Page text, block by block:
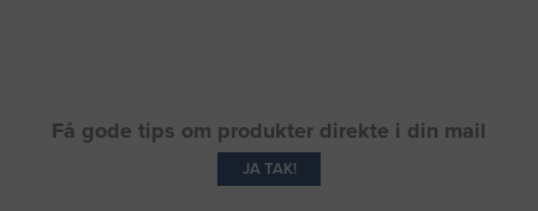
Få gode tips om produkter direkte i din mail
JA TAK!